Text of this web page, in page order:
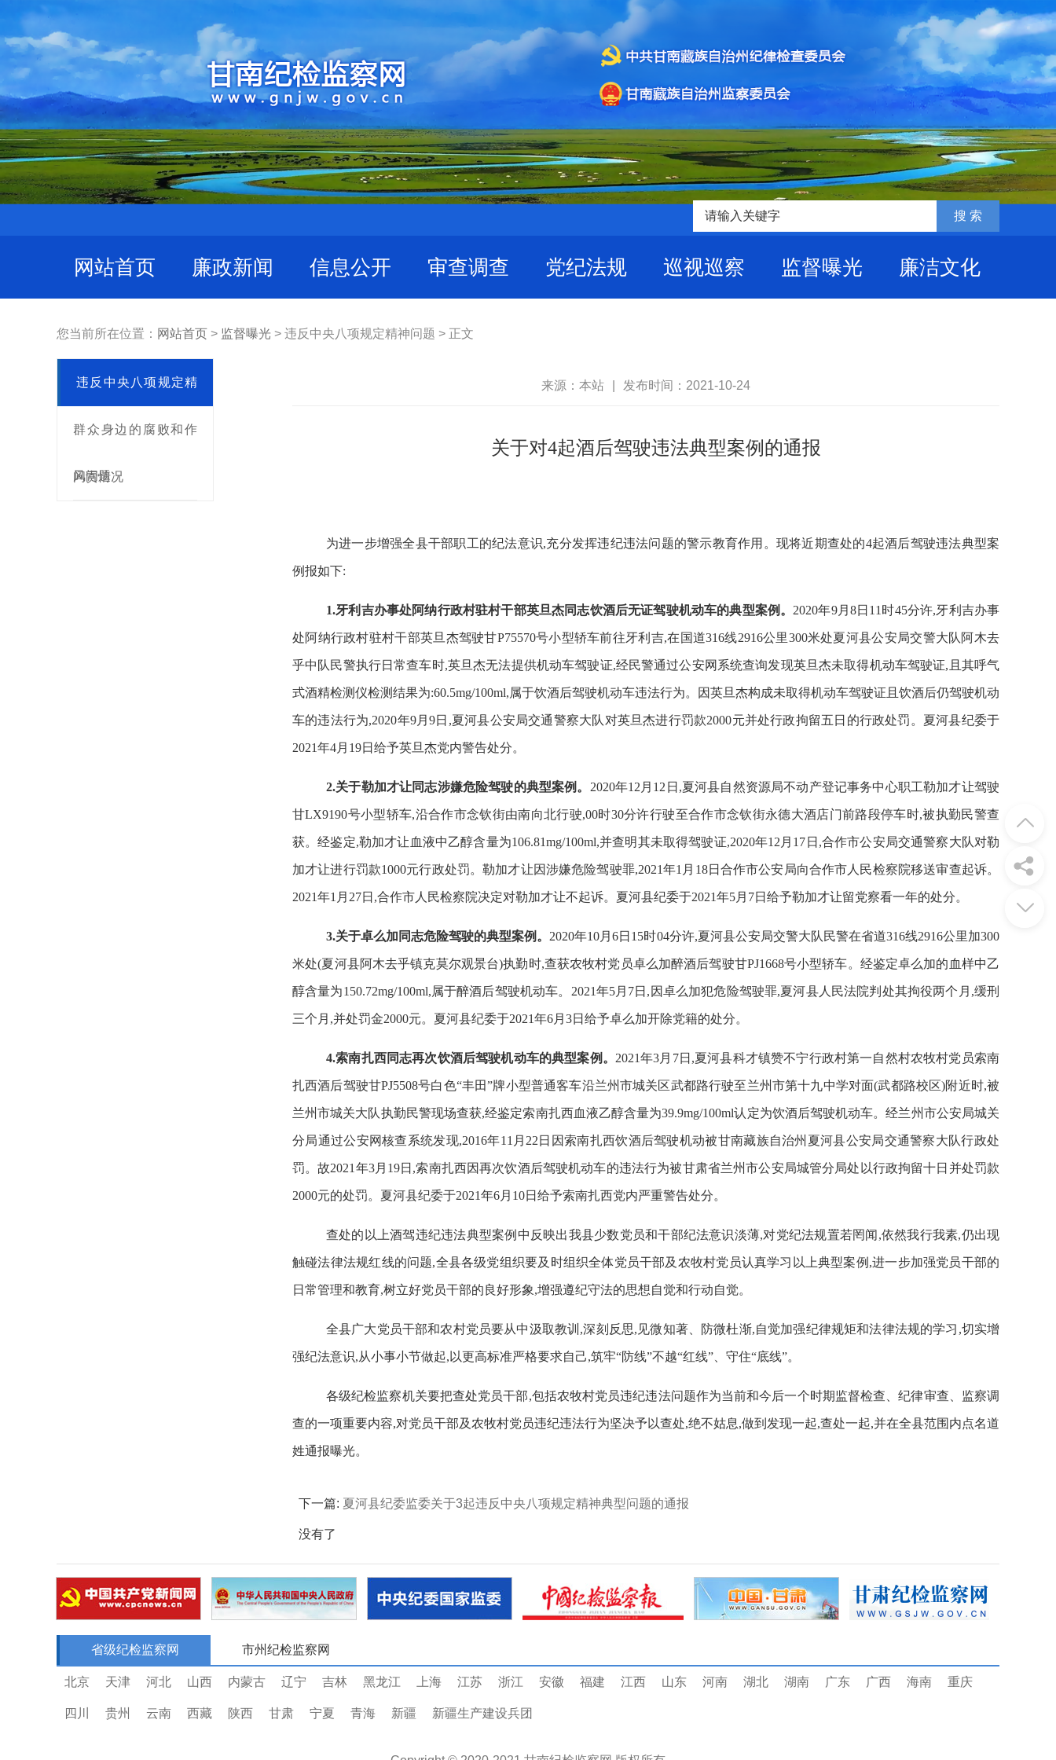
网站首页 廉政新闻 信息公开 审查调查 党纪法规 巡视巡察 监督曝光 廉洁文化
您当前所在位置： 网站首页 > 监督曝光 > 违反中央八项规定精神问题 > 正文
违反中央八项规定精
神问题
群众身边的腐败和作
风问题
问责情况
来源：本站 发布时间：2021-10-24
关于对4起酒后驾驶违法典型案例的通报
为进一步增强全县干部职工的纪法意识,充分发挥违纪违法问题的警示教育作用。现将近期查处的4起酒后驾驶违法典型案
例报如下:
1.牙利吉办事处阿纳行政村驻村干部英旦杰同志饮酒后无证驾驶机动车的典型案例。 2020年9月8日11时45分许,牙利吉办事
处阿纳行政村驻村干部英旦杰驾驶甘P75570号小型轿车前往牙利吉,在国道316线2916公里300米处夏河县公安局交警大队阿木去
乎中队民警执行日常查车时,英旦杰无法提供机动车驾驶证,经民警通过公安网系统查询发现英旦杰未取得机动车驾驶证,且其呼气
式酒精检测仪检测结果为:60.5mg/100ml,属于饮酒后驾驶机动车违法行为。因英旦杰构成未取得机动车驾驶证且饮酒后仍驾驶机动
车的违法行为,2020年9月9日,夏河县公安局交通警察大队对英旦杰进行罚款2000元并处行政拘留五日的行政处罚。夏河县纪委于
2021年4月19日给予英旦杰党内警告处分。
2.关于勒加才让同志涉嫌危险驾驶的典型案例。 2020年12月12日,夏河县自然资源局不动产登记事务中心职工勒加才让驾驶
甘LX9190号小型轿车,沿合作市念钦街由南向北行驶,00时30分许行驶至合作市念钦街永德大酒店门前路段停车时,被执勤民警查
获。经鉴定,勒加才让血液中乙醇含量为106.81mg/100ml,并查明其未取得驾驶证,2020年12月17日,合作市公安局交通警察大队对勒
加才让进行罚款1000元行政处罚。勒加才让因涉嫌危险驾驶罪,2021年1月18日合作市公安局向合作市人民检察院移送审查起诉。
2021年1月27日,合作市人民检察院决定对勒加才让不起诉。夏河县纪委于2021年5月7日给予勒加才让留党察看一年的处分。
3.关于卓么加同志危险驾驶的典型案例。 2020年10月6日15时04分许,夏河县公安局交警大队民警在省道316线2916公里加300
米处(夏河县阿木去乎镇克莫尔观景台)执勤时,查获农牧村党员卓么加醉酒后驾驶甘PJ1668号小型轿车。经鉴定卓么加的血样中乙
醇含量为150.72mg/100ml,属于醉酒后驾驶机动车。2021年5月7日,因卓么加犯危险驾驶罪,夏河县人民法院判处其拘役两个月,缓刑
三个月,并处罚金2000元。夏河县纪委于2021年6月3日给予卓么加开除党籍的处分。
4.索南扎西同志再次饮酒后驾驶机动车的典型案例。 2021年3月7日,夏河县科才镇赞不宁行政村第一自然村农牧村党员索南
扎西酒后驾驶甘PJ5508号白色“丰田”牌小型普通客车沿兰州市城关区武都路行驶至兰州市第十九中学对面(武都路校区)附近时,被
兰州市城关大队执勤民警现场查获,经鉴定索南扎西血液乙醇含量为39.9mg/100ml认定为饮酒后驾驶机动车。经兰州市公安局城关
分局通过公安网核查系统发现,2016年11月22日因索南扎西饮酒后驾驶机动被甘南藏族自治州夏河县公安局交通警察大队行政处
罚。故2021年3月19日,索南扎西因再次饮酒后驾驶机动车的违法行为被甘肃省兰州市公安局城管分局处以行政拘留十日并处罚款
2000元的处罚。夏河县纪委于2021年6月10日给予索南扎西党内严重警告处分。
查处的以上酒驾违纪违法典型案例中反映出我县少数党员和干部纪法意识淡薄,对党纪法规置若罔闻,依然我行我素,仍出现
触碰法律法规红线的问题,全县各级党组织要及时组织全体党员干部及农牧村党员认真学习以上典型案例,进一步加强党员干部的
日常管理和教育,树立好党员干部的良好形象,增强遵纪守法的思想自觉和行动自觉。
全县广大党员干部和农村党员要从中汲取教训 ,深刻反思,见微知著、防微杜渐,自觉加强纪律规矩和法律法规的学习,切实增
强纪法意识,从小事小节做起,以更高标准严格要求自己,筑牢“防线”不越“红线”、守住“底线”。
各级纪检监察机关要把查处党员干部,包括农牧村党员违纪违法问题作为当前和今后一个时期监督检查、纪律审查、监察调
查的一项重要内容,对党员干部及农牧村党员违纪违法行为坚决予以查处,绝不姑息,做到发现一起,查处一起,并在全县范围内点名道
姓通报曝光。
下一篇: 夏河县纪委监委关于3起违反中央八项规定精神典型问题的通报
没有了
省级纪检监察网 市州纪检监察网
北京 天津 河北 山西 内蒙古 辽宁 吉林 黑龙江 上海 江苏 浙江 安徽 福建 江西 山东 河南 湖北 湖南 广东 广西 海南 重庆
四川 贵州 云南 西藏 陕西 甘肃 宁夏 青海 新疆 新疆生产建设兵团